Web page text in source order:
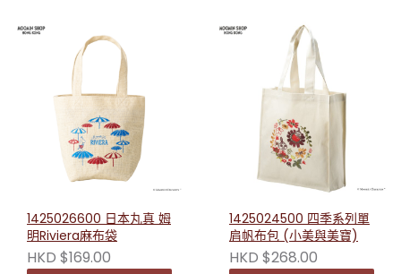
1425026600 日本丸真 姆
明Riviera麻布袋
HKD $169.00
1425024500 四季系列單
肩帆布包 (小美與美寶)
HKD $268.00